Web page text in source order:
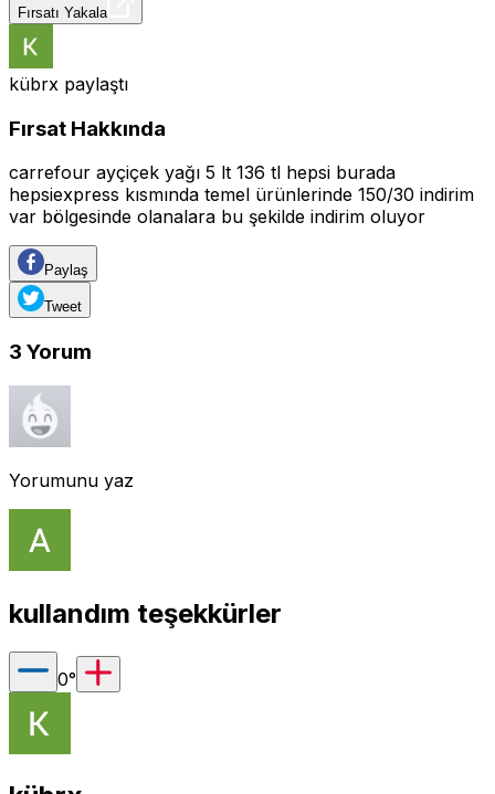
Fırsatı Yakala
kübrx paylaştı
Fırsat Hakkında
carrefour ayçiçek yağı 5 lt 136 tl hepsi burada
hepsiexpress kısmında temel ürünlerinde 150/30 indirim
var bölgesinde olanalara bu şekilde indirim oluyor
Paylaş
Tweet
3 Yorum
Yorumunu yaz
kullandım teşekkürler
0°